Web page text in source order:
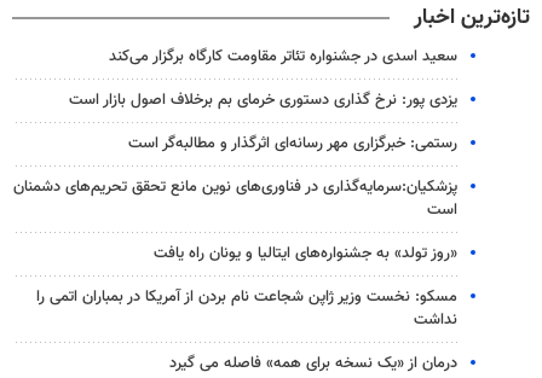
تازه‌ترین اخبار
سعید اسدی در جشنواره تئاتر مقاومت کارگاه برگزار می‌کند
یزدی پور: نرخ‌ گذاری دستوری خرمای بم برخلاف اصول بازار است
رستمی: خبرگزاری مهر رسانه‌ای اثرگذار و مطالبه‌گر است
پزشکیان:سرمایه‌گذاری در فناوری‌های نوین مانع تحقق تحریم‌های دشمنان
است
«روز تولد» به جشنواره‌های ایتالیا و یونان راه یافت
مسکو: نخست وزیر ژاپن شجاعت نام بردن از آمریکا در بمباران اتمی را
نداشت
درمان از «یک نسخه برای همه» فاصله می گیرد